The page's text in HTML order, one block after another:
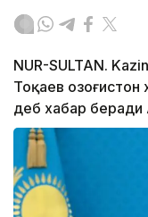
NUR-SULTAN.
Тоқаев
деб хабар беради